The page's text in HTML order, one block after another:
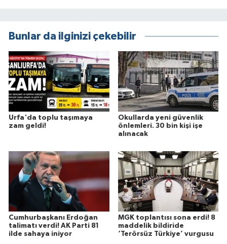
Bunlar da ilginizi çekebilir
Urfa'da toplu taşımaya
zam geldi!
Okullarda yeni güvenlik
önlemleri. 30 bin kişi işe
alınacak
Cumhurbaşkanı Erdoğan
talimatı verdi! AK Parti 81
ilde sahaya iniyor
MGK toplantısı sona erdi! 8
maddelik bildiride
‘Terörsüz Türkiye’ vurgusu